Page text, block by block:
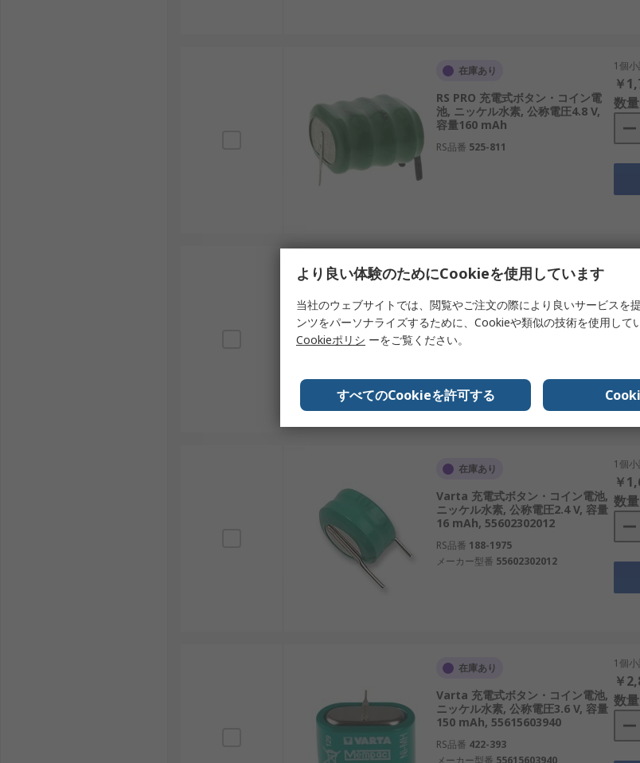
充電ボタン電池は、信頼性が求められる部品であるため、実績のあるメーカーからの供給が一般的です
RS Pro：幅広い電子部品を展開するブランドで、安定した品質の充電ボタン電池を提供しています
Varta：電池分野で長い歴史を持ち、産業用途でも採用実績があります。
Panasonic（パナソニック）：国内メーカーとして、小型電池の品質と信頼性で知られています。
Maxell（マクセル）：日本の電池技術を背景に、多様な小型電源を開発しています。
Energizer：国際的に展開する電池ブランドで、安定した性能を重視した製品が特徴です。
野で活用が進んでいます。用途や使用環境を理解し、適切な充電ボタン電池を選ぶことで、機器の信頼
充電ボタン電池・充電コイン電池用RSコンポーネンツのご紹介
産業用途を中心に幅広い分野で使用される充電ボタン電池・充電コイン電池について、RSコンポーネン
場向けに選定された製品を複数メーカーから取り扱っています。設計段階での選定から、保守・交換用
在庫あり
RS PRO 充電式ボタン・コイン電
池, ニッケル水素, 公称電圧4.8 V,
容量160 mAh
RS品番 525-811
1個小
￥
数量
在庫あり
RS PRO 充電式ボタン・コイン電
池, ニッケル水素, 公称電圧2.4 V,
容量160 mAh
RS品番
数量
在庫あり
Varta 充電式ボタン・コイン電池,
ニッケル水素, 公称電圧2.4 V, 容量
16 mAh, 55602302012
RS品番 188-1975
メーカー型番 55602302012
1個小
￥
数量
在庫あり
Varta 充電式ボタン・コイン電池,
ニッケル水素, 公称電圧3.6 V, 容量
150 mAh, 55615603940
RS品番 422-393
メーカー型番 55615603940
1個小
￥
数量
より良い体験のためにCookieを使用しています
当社のウェブサイトでは、閲覧やご注文の際により良いサービスを
ンツをパーソナライズするために、Cookieや類似の技術を使用して
Cookieポリシ ーをご覧ください。
すべてのCookieを許可する